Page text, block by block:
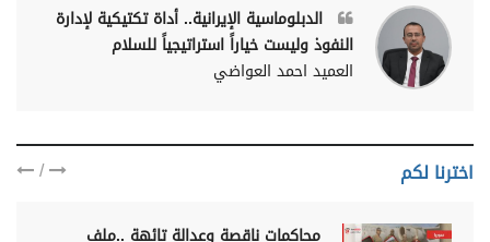
الدبلوماسية الإيرانية.. أداة تكتيكية لإدارة
النفوذ وليست خياراً استراتيجياً للسلام
العميد احمد العواضي
اخترنا لكم /
محاكمات ناقصة وعدالة تائهة ..ملف